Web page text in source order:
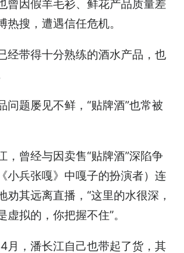
曾因假羊毛衫、鲜花产品质量差
热搜，遭遇信任危机。
经带得十分熟练的酒水产品，也
问题屡见不鲜，“贴牌酒”也常被
，曾经与因卖售“贴牌酒”深陷争
小兵张嘎》中嘎子的扮演者）连
劝其远离直播，“这里的水很深，
虚拟的，你把握不住”。
月，潘长江自己也带起了货，其